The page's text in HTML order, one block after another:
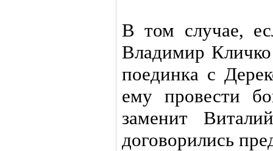
В том случае,
Владимир
поединка с
ему провести
заменит
договорились